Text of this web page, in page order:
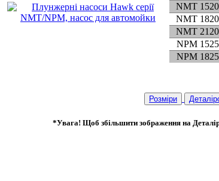
NMT
NMT
NMT
NPM
NPM
Розміри
*Увага! Щоб збільшити зображення на